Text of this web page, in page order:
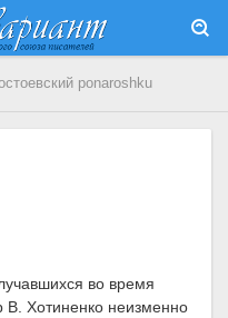
ponaroshku
во время
В. Хотиненко неизменно